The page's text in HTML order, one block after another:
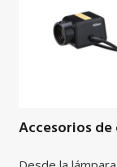
Accesorios